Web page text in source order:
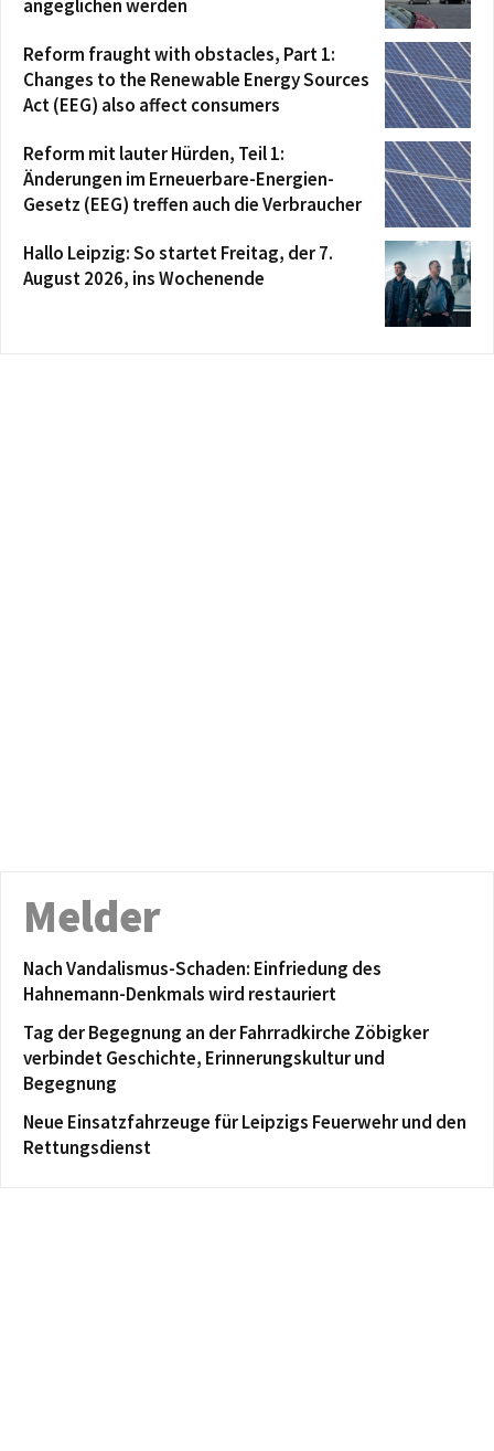
angeglichen werden
Reform fraught with obstacles, Part 1:
Changes to the Renewable Energy Sources
Act (EEG) also affect consumers
Reform mit lauter Hürden, Teil 1:
Änderungen im Erneuerbare-Energien-
Gesetz (EEG) treffen auch die Verbraucher
Hallo Leipzig: So startet Freitag, der 7.
August 2026, ins Wochenende
Melder
Nach Vandalismus-Schaden: Einfriedung des
Hahnemann-Denkmals wird restauriert
Tag der Begegnung an der Fahrradkirche Zöbigker
verbindet Geschichte, Erinnerungskultur und
Begegnung
Neue Einsatzfahrzeuge für Leipzigs Feuerwehr und den
Rettungsdienst